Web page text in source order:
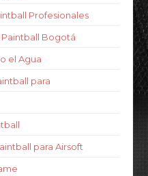
Profesionales
Bogotá
el Agua
para
para Airsoft